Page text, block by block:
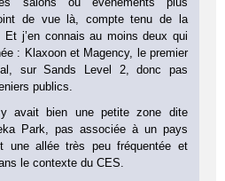
de vue là, compte tenu de la
j’en connais au moins deux qui
: Klaxoon et Magency, le premier
sur Sands Level 2, donc pas
publics.
avait bien une petite zone dite
Park, pas associée à un pays
une allée très peu fréquentée et
le contexte du CES.